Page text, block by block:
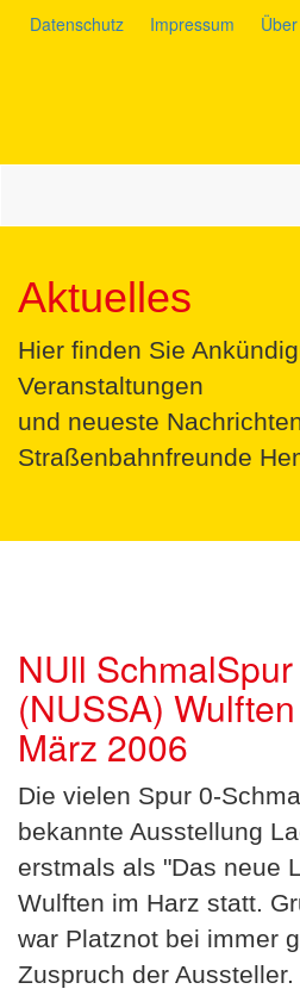
Datenschutz Impressum
Aktuelles
Hier finden Sie
Veranstaltungen
und neueste
Straßenbahnfreunde
NUll
(NUSSA)
März 2006
Die vielen Spur 0-
bekannte Ausstellung
erstmals als "Das neue
Wulften im Harz statt.
war Platznot bei immer
Zuspruch der